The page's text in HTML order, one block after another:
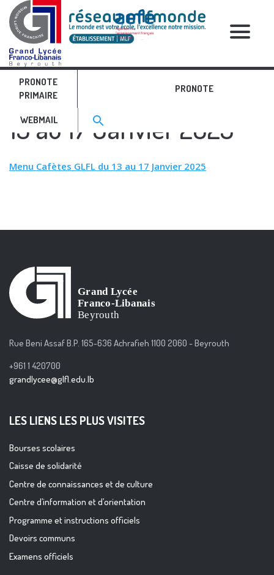
PRONOTE
PRIMAIRE
PRONOTE
WEBMAIL Search for:>
search
RELATIVE POSTS
Menu Cafètes GLFL du
13 au 17 Janvier 2025
Menu Cafètes GLFL du 13 au 17 Janvier 2025
Rue Beni Assaf B.P. 165-636 Achrafieh 1100 2060 - Beyrouth
+961 1 420700
grandlycee@glfl.edu.lb
LES LIENS LES PLUS VISITES
Bourses scolaires
Caisse de solidarité
Centre de connaissances et de culture
Centre d’information et d’orientation
Programme et instructions officiels
Devoirs communs
Examens officiels